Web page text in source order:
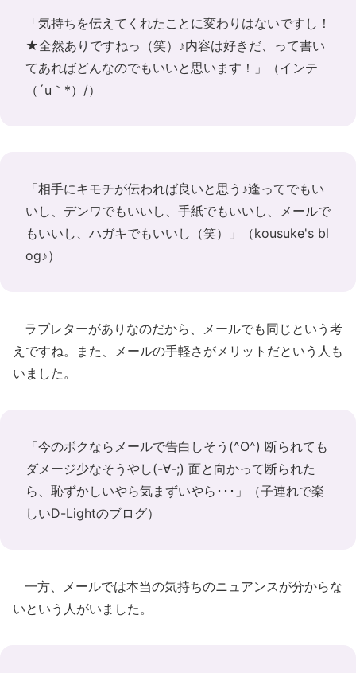
「気持ちを伝えてくれたことに変わりはないですし！
★全然ありですねっ（笑）♪内容は好きだ、って書い
てあればどんなのでもいいと思います！」
（インテ
（´u｀*）/）
「相手にキモチが伝われば良いと思う♪逢ってでもい
いし、デンワでもいいし、手紙でもいいし、メールで
もいいし、ハガキでもいいし（笑）」
（kousuke's bl
og♪）
ラブレターがありなのだから、メールでも同じという考
えですね。また、メールの手軽さがメリットだという人も
いました。
「今のボクならメールで告白しそう(^O^) 断られても
ダメージ少なそうやし(-∀-;) 面と向かって断られた
ら、恥ずかしいやら気まずいやら･･･」
（子連れで楽
しいD-Lightのブログ）
一方、メールでは本当の気持ちのニュアンスが分からな
いという人がいました。